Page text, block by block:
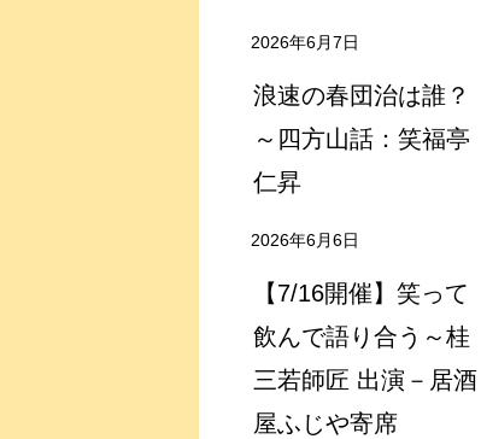
2026年6月7日
浪速の春団治は誰？
～四方山話：笑福亭
仁昇
2026年6月6日
【7/16開催】笑って
飲んで語り合う～桂
三若師匠 出演－居酒
屋ふじや寄席